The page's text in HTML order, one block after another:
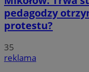
pedagodzy
protestu?
35
reklama